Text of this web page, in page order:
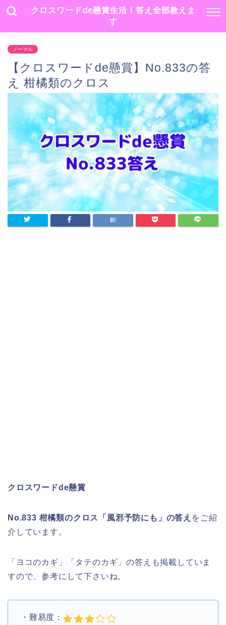
クロスワードde懸賞生活！答え全部教えま
す
ノーマル
【クロスワードde懸賞】No.833の答
え 柑橘類のクロス
クロスワードde懸賞
No.833 柑橘類のクロス「風邪予防にも」の答え をご紹
介しています。
「ヨコのカギ」「タテのカギ」の答えも掲載していま
すので、参考にして下さいね。
・難易度：